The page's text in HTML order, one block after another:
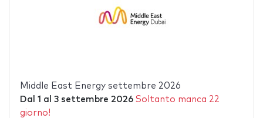
Middle East Energy settembre 2026
Dal 1 al 3 settembre 2026 Soltanto manca 22
giorno!